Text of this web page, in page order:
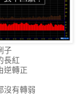
子
長紅
逆轉正
沒有轉弱